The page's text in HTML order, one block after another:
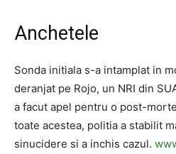
Anchetele
Sonda initiala s-a intamplat in
deranjat pe Rojo, un NRI din
a facut apel pentru o post-
toate acestea, politia a stabilit
sinucidere si a inchis cazul.